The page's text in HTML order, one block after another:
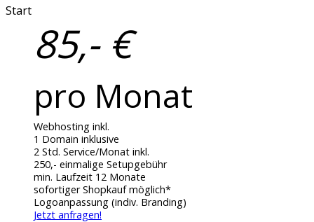
Start
85,- €
pro Monat
Webhosting inkl.
1 Domain inklusive
2 Std. Service/Monat inkl.
250,- einmalige Setupgebühr
min. Laufzeit 12 Monate
sofortiger Shopkauf möglich*
Logoanpassung (indiv. Branding)
Jetzt anfragen!